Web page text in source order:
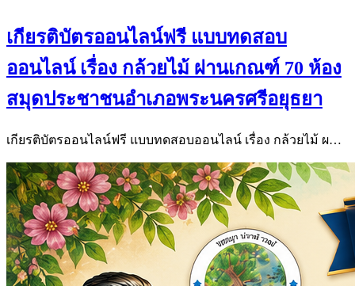
เกียรติบัตรออนไลน์ฟรี แบบทดสอบ
ออนไลน์ เรื่อง กล้วยไม้ ผ่านเกณฑ์ 70 ห้อง
สมุดประชาชนอำเภอพระนครศรีอยุธยา
เกียรติบัตรออนไลน์ฟรี แบบทดสอบออนไลน์ เรื่อง กล้วยไม้ ผ…